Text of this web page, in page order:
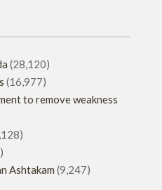
(28,120)
(16,977)
to remove weakness
Ashtakam (9,247)